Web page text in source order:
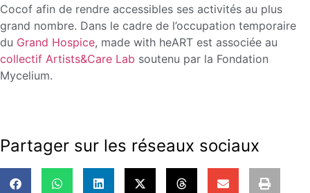
Cocof afin de rendre accessibles ses activités au plus
grand nombre. Dans le cadre de l’occupation temporaire
du Grand Hospice, made with heART est associée au
collectif Artists&Care Lab soutenu par la Fondation
Mycelium.
Partager sur les réseaux sociaux